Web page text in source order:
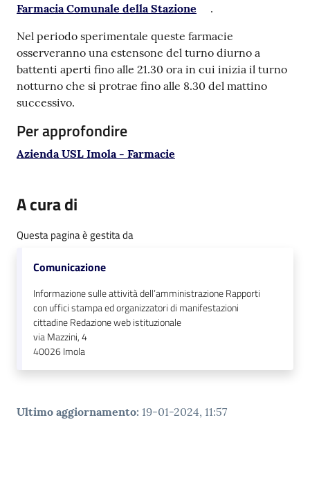
Argomenti
PNRR
Servizi
line
Seguici
su
Farmacia Comunale della Stazione
.
Nel periodo sperimentale queste farmacie
osserveranno una estensone del turno diurno a
battenti aperti fino alle 21.30 ora in cui inizia il turno
notturno che si protrae fino alle 8.30 del mattino
successivo.
Per approfondire
Azienda USL Imola - Farmacie
A cura di
Questa pagina è gestita da
Comunicazione
Informazione sulle attività dell’amministrazione Rapporti
con uffici stampa ed organizzatori di manifestazioni
cittadine Redazione web istituzionale
via Mazzini, 4
40026Imola
Ultimo aggiornamento: 19-01-2024, 11:57